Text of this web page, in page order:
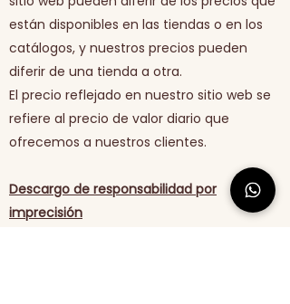
están disponibles en las tiendas o en los
catálogos, y nuestros precios pueden
diferir de una tienda a otra.
El precio reflejado en nuestro sitio web se
refiere al precio de valor diario que
ofrecemos a nuestros clientes.
Descargo de responsabilidad por
imprecisión